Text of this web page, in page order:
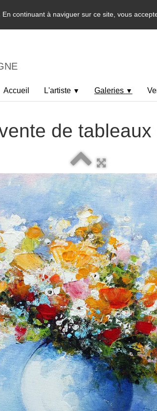
continuant à naviguer sur ce site, vous
Accueil L'artiste ▼ Galeries ▼
de